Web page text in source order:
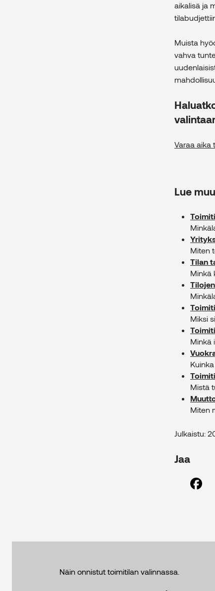
aikalisä ja
Muista
vahva
Varaa aika
Lue
Miten
Tilan
Minkä
Miksi
Minkä
Mistä
Miten
Julkaistu:
Jaa
Näin onnistut toimitilan valinnassa.